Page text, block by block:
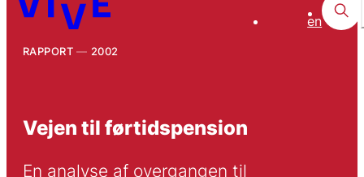
en
RAPPORT 2002
Vejen til førtidspension
En analyse af overgangen til